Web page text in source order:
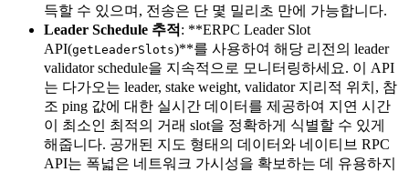
득할 수 있으며, 전송은 단 몇 밀리초 만에 가능합니다.
Leader Schedule 추적 : **ERPC Leader Slot
API(getLeaderSlots)**를 사용하여 해당 리전의 leader
validator schedule을 지속적으로 모니터링하세요. 이 API
는 다가오는 leader, stake weight, validator 지리적 위치, 참
조 ping 값에 대한 실시간 데이터를 제공하여 지연 시간
이 최소인 최적의 거래 slot을 정확하게 식별할 수 있게
해줍니다. 공개된 지도 형태의 데이터와 네이티브 RPC
API는 폭넓은 네트워크 가시성을 확보하는 데 유용하지